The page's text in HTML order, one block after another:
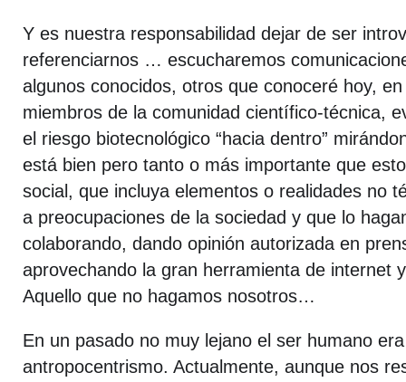
Y es nuestra responsabilidad dejar de ser
referenciarnos … escucharemos
algunos conocidos, otros que conoceré hoy,
miembros de la comunidad científico-técnica,
el riesgo biotecnológico “hacia dentro”
está bien pero tanto o más importante que
social, que incluya elementos o realidades no
a preocupaciones de la sociedad y que lo
colaborando, dando opinión autorizada en
aprovechando la gran herramienta de internet
Aquello que no hagamos nosotros…
En un pasado no muy lejano el ser humano
antropocentrismo. Actualmente, aunque nos